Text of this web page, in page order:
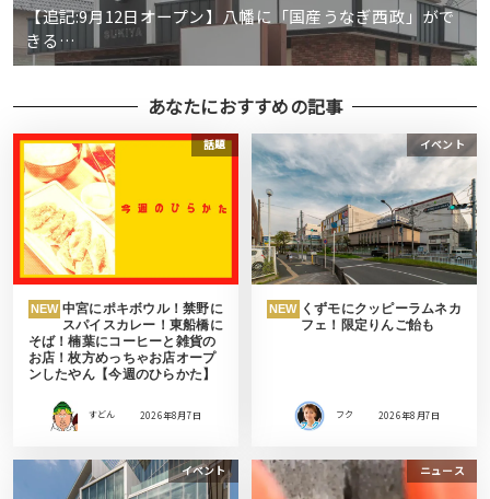
【追記:9月12日オープン】八幡に「国産うなぎ西政」がで
きる…
あなたにおすすめの記事
話題
NEW 中宮にポキボウル！禁野に
スパイスカレー！東船橋に
そば！楠葉にコーヒーと雑貨の
お店！枚方めっちゃお店オープ
ンしたやん【今週のひらかた】
すどん 2026年8月7日
イベント
NEW くずモにクッピーラムネカ
フェ！限定りんご飴も
フク 2026年8月7日
イベント ニュース